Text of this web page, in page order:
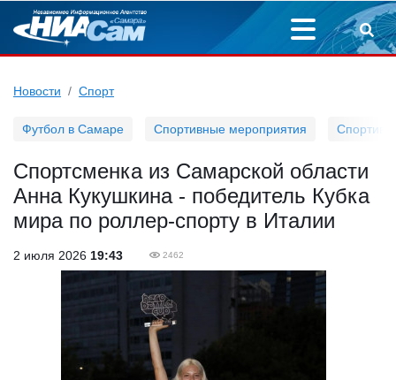
Новости Спорт
Футбол в Самаре Спортивные мероприятия
Спортсменка из Самарской области
Анна Кукушкина - победитель Кубка
мира по роллер-спорту в Италии
2 июля 2026 19:43 2462